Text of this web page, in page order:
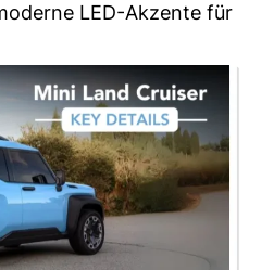
LED-Akzente für